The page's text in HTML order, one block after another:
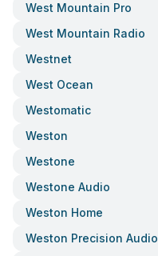
West Mountain Pro
West Mountain Radio
Westnet
West Ocean
Westomatic
Weston
Westone
Westone Audio
Weston Home
Weston Precision Audio